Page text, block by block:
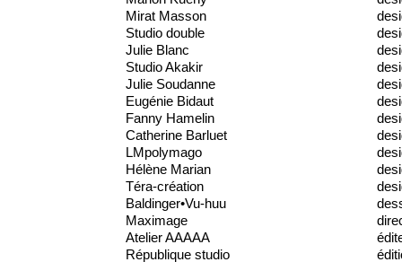
Mirat Masson
Studio double
Julie Blanc
Studio Akakir
Julie Soudanne
Eugénie Bidaut
Fanny Hamelin
Catherine Barluet
LMpolymago
Hélène Marian
Téra-création
Baldinger•Vu-huu
Maximage
Atelier AAAAA
République studio